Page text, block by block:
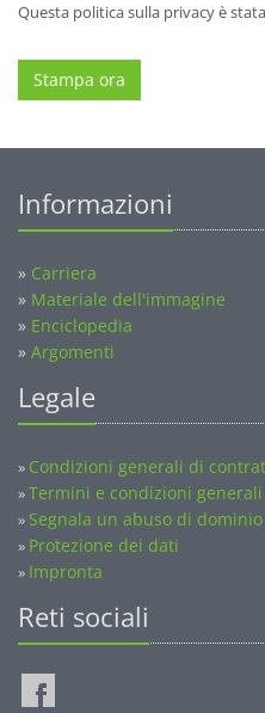
Questa politica sulla privacy è
Stampa ora
Informazioni
» Carriera
» Materiale dell'immagine
» Enciclopedia
» Argomenti
Legale
» Condizioni generali di
»Termini e condizioni
» Segnala un abuso di dominio
» Protezione dei dati
» Impronta
Reti sociali